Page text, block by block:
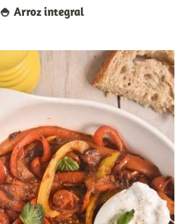
🍚​ Arroz integral